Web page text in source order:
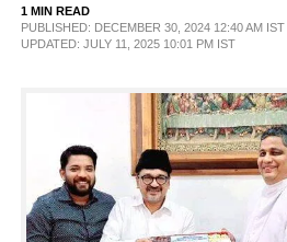
LIFESTYLE
INFO+
1 MIN READ
PUBLISHED: DECEMBER 30, 2024 12:40 AM IST
UPDATED: JULY 11, 2025 10:01 PM IST